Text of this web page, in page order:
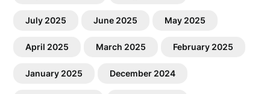
July 2025 June 2025 May 2025
April 2025 March 2025 February 2025
January 2025 December 2024